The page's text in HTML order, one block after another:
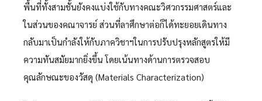
พื้นที่ทั้งสามชั้นยังคงแบ่งใช้กับทางคณะวิศวกรรมศาสตร์และ
ในส่วนของคณาจารย์ ส่วนที่ลาศึกษาต่อก็ได้ทะยอยเดินทาง
กลับมาเป็นกำลังให้กับภาควิชาฯในการปรับปรุงหลักสูตรให้มี
ความทันสมัยมากยิ่งขึ้น โดยเน้นทางด้านการตรวจสอบ
คุณลักษณะของวัสดุ (Materials Characterization)